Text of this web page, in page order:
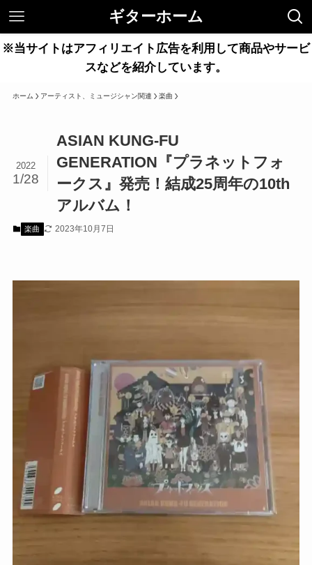
ギターホーム
※当サイトはアフィリエイト広告を利用して商品やサービ
スなどを紹介しています。
ホーム アーティスト、ミュージシャン関連 楽曲
ASIAN KUNG-FU
GENERATION『プラネットフォ
ークス』発売！結成25周年の10th
アルバム！
2022
1/28
楽曲 2023年10月7日